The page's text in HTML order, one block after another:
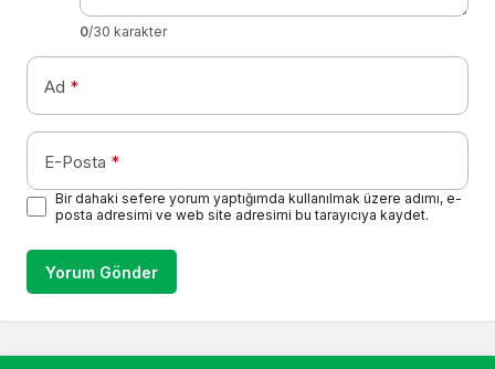
0/30 karakter
Ad *
E-Posta *
Bir dahaki sefere yorum yaptığımda kullanılmak üzere adımı, e-
posta adresimi ve web site adresimi bu tarayıcıya kaydet.
Yorum Gönder